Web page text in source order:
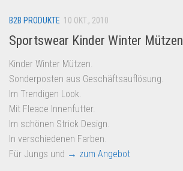
B2B PRODUKTE 10 OKT., 2010
Sportswear Kinder Winter Mützen
Kinder Winter Mützen.
Sonderposten aus Geschäftsauflösung.
Im Trendigen Look.
Mit Fleace Innenfutter.
Im schönen Strick Design.
In verschiedenen Farben.
Für Jungs und → zum Angebot